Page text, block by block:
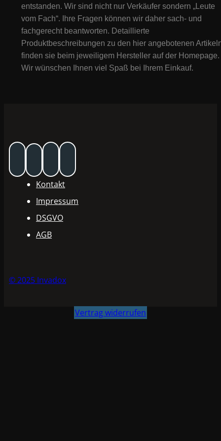
entstanden. Wir sind nicht nur Verkäufer sondern „Leute
vom Fach“. Ihre Fragen können wir daher sach- und
fachgerecht beantworten. Detaillierte
Produktbeschreibungen zu den hier angebotenen
finden sie beim jeweiligem Hersteller auf der Homepage.
Wir wünschen Ihnen viel Spaß bei Ihrem Einkauf.
Kontakt
Impressum
DSGVO
AGB
© 2025 Invadox
Vertrag widerrufen